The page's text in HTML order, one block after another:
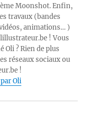
Moonshot. Enfin,
travaux (bandes
animations… )
! Vous
Oli ? Rien de plus
réseaux sociaux ou
!
Oli